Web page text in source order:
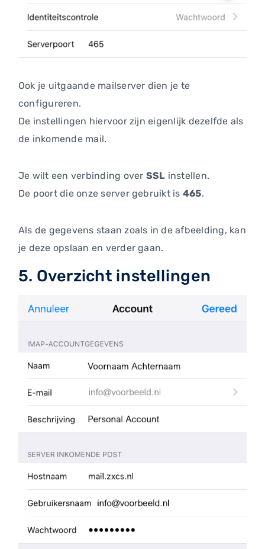
Ook je uitgaande mailserver dien je te
configureren.
De instellingen hiervoor zijn eigenlijk dezelfde als
de inkomende mail.
Je wilt een verbinding over SSL instellen.
De poort die onze server gebruikt is 465.
Als de gegevens staan zoals in de afbeelding, kan
je deze opslaan en verder gaan.
5. Overzicht instellingen